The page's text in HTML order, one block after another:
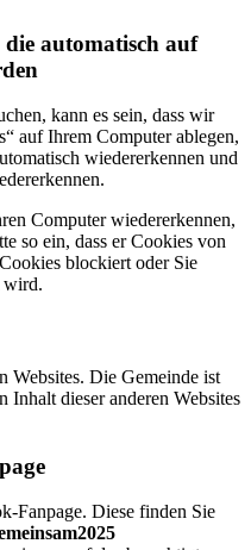
automatisch auf
kann es sein, dass wir
auf Ihrem Computer ablegen,
wiedererkennen und
Computer wiedererkennen,
so ein, dass er Cookies von
blockiert oder Sie
wird.
Websites. Die Gemeinde ist
Inhalt dieser anderen Websites
Fanpage. Diese finden Sie